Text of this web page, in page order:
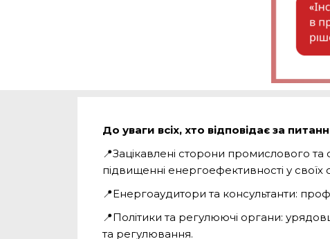
До уваги всіх, хто відповідає за
📍Зацікавлені сторони промислового та
підвищенні енергоефективності у своїх
📍Енергоаудитори та консультанти:
📍Політики та регулюючі органи:
та регулювання.